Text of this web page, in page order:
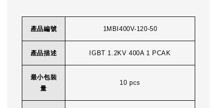
產品編號 1MBI400V-120-50
產品描述 IGBT 1.2KV 400A 1 PCAK
最小包裝
量
10 pcs